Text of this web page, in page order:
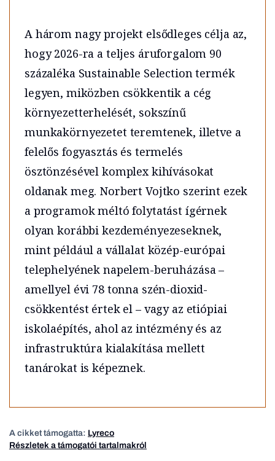
A három nagy projekt elsődleges célja az,
hogy 2026-ra a teljes áruforgalom 90
százaléka Sustainable Selection termék
legyen, miközben csökkentik a cég
környezetterhelését, sokszínű
munkakörnyezetet teremtenek, illetve a
felelős fogyasztás és termelés
ösztönzésével komplex kihívásokat
oldanak meg. Norbert Vojtko szerint ezek
a programok méltó folytatást ígérnek
olyan korábbi kezdeményezeseknek,
mint például a vállalat közép-európai
telephelyének napelem-beruházása –
amellyel évi 78 tonna szén-dioxid-
csökkentést értek el – vagy az etiópiai
iskolaépítés, ahol az intézmény és az
infrastruktúra kialakítása mellett
tanárokat is képeznek.
A cikket támogatta: Lyreco
Részletek a támogatói tartalmakról